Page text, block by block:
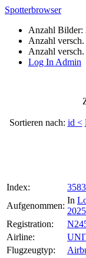
Spotterbrowser
Anzahl Bilder:
Anzahl
Anzahl
Log In Admin
Sortieren nach: id <
Index:
Aufgenommen:
In
Registration:
Airline:
Flugzeugtyp: